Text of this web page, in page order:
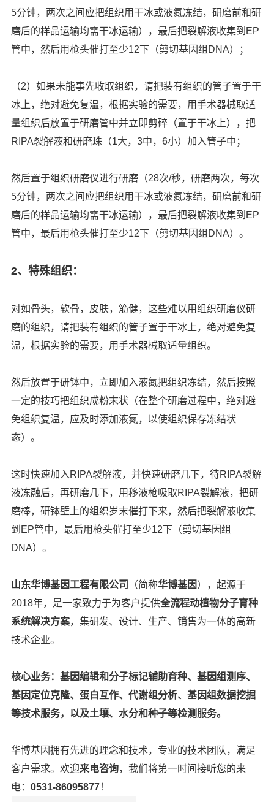
5分钟，两次之间应把组织用干冰或液氮冻结，研磨前和研
磨后的样品运输均需干冰运输），最后把裂解液收集到 EP
管中，然后用枪头催打至少12下（剪切基因组 DNA）；
（2）如果未能事先收取组织，请把装有组织的管子置于干
冰上，绝对避免复温，根据实验的需要，用手术器械取适
量组织后放置于研磨管中并立即剪碎（置于干冰上），把
RIPA裂解液和研磨珠（1大， 3中， 6小）加入管子中；
然后置于组织研磨仪进行研磨（28次/秒，研磨两次，每次
5分钟，两次之间应把组织用干冰或液氮冻结，研磨前和研
磨后的样品运输均需干冰运输），最后把裂解液收集到 EP
管中，最后用枪头催打至少12下（剪切基因组 DNA）。
2、特殊组织：
对如骨头，软骨，皮肤，筋健，这些难以用组织研磨仪研
磨的组织，请把装有组织的管子置于干冰上，绝对避免复
温，根据实验的需要，用手术器械取适量组织。
然后放置于研钵中，立即加入液氮把组织冻结，然后按照
一定的技巧把组织成粉末状（在整个研磨过程中，绝对避
免组织复温，应及时添加液氮，以使组织保存冻结状
态）。
这时快速加入 RIPA裂解液，并快速研磨几下，待RIPA裂解
液冻融后，再研磨几下，用移液枪吸取RIPA裂解液，把研
磨棒，研钵壁上的组织岁末催打下来，然后把裂解液收集
到 EP管中，最后用枪头催打至少12下（剪切基因组
DNA）。
山东华博基因工程有限公司 （简称华博基因），起源于
2018年，是一家致力于为客户提供全流程动植物分子育种
系统解决方案，集研发、设计、生产、销售为一体的高新
技术企业。
核心业务： 基因编辑和分子标记辅助育种、基因组测序、
基因定位克隆、蛋白互作、代谢组分析、基因组数据挖掘
等技术服务，以及土壤、水分和种子等检测服务。
华博基因拥有先进的理念和技术，专业的技术团队，满足
客户需求。 欢迎来电咨询，我们将第一时间接听您的来
电： 0531-86095877！